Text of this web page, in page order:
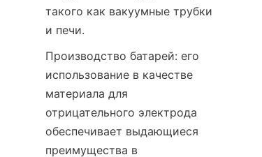
такого как вакуумные трубки
и печи.
Производство батарей: его
использование в качестве
материала для
отрицательного электрода
обеспечивает выдающиеся
преимущества в